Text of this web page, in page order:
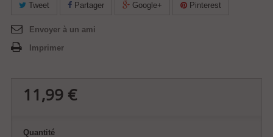
Tweet Partager Google+ Pinterest
Envoyer à un ami
Imprimer
11,99 €
Quantité